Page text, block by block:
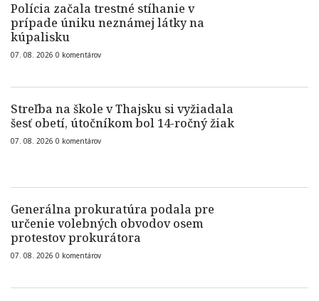
Polícia začala trestné stíhanie v
prípade úniku neznámej látky na
kúpalisku
07. 08. 2026 0 komentárov
Streľba na škole v Thajsku si vyžiadala
šesť obetí, útočníkom bol 14-ročný žiak
07. 08. 2026 0 komentárov
Generálna prokuratúra podala pre
určenie volebných obvodov osem
protestov prokurátora
07. 08. 2026 0 komentárov